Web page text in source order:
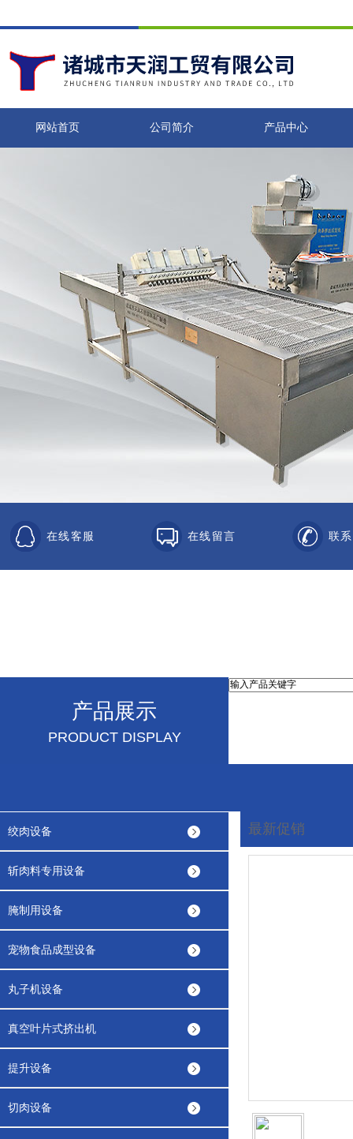
网站首页 公司简介 产品中心
在线客服 在线留言 联
产品展示
PRODUCT DISPLAY
绞肉设备
斩肉料专用设备
腌制用设备
宠物食品成型设备
丸子机设备
真空叶片式挤出机
提升设备
切肉设备
最新促销